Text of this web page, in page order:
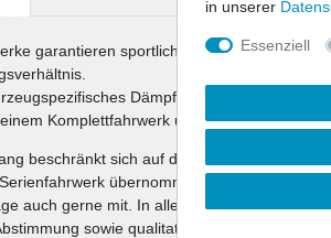
garantieren sportlichen Fahrspaß und
Dämpfersetup wird mit den
Komplettfahrwerk und erfüllt höchste
beschränkt sich auf die Federn und
übernommen werden, sofern
auch gerne mit. In allen
sowie qualitativ hochwertige
in unserer
Essenziell